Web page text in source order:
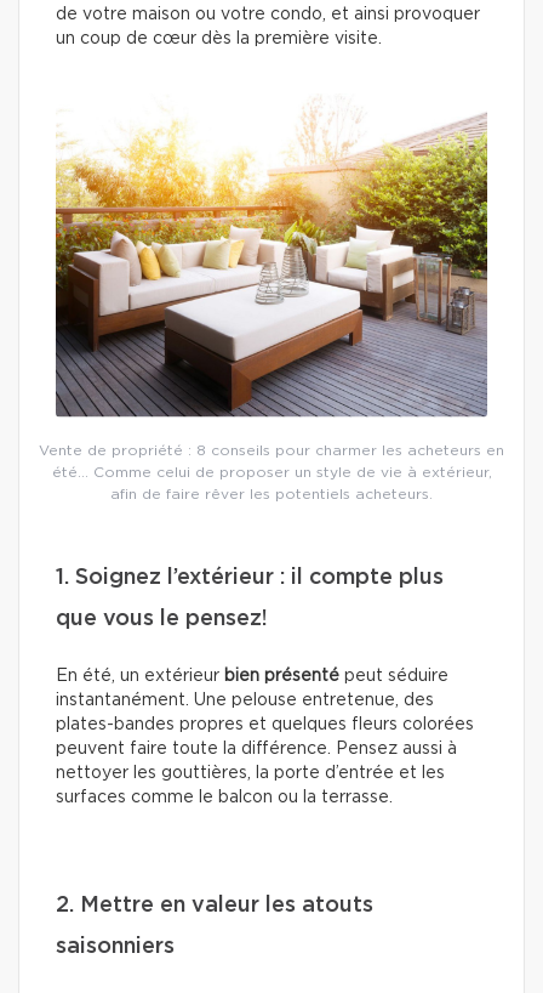
de votre maison ou votre condo, et ainsi provoquer
un coup de cœur dès la première visite.
Vente de propriété : 8 conseils pour charmer les acheteurs en
été… Comme celui de proposer un style de vie à extérieur,
afin de faire rêver les potentiels acheteurs.
1. Soignez l’extérieur : il compte plus
que vous le pensez!
En été, un extérieur bien présenté peut séduire
instantanément. Une pelouse entretenue, des
plates-bandes propres et quelques fleurs colorées
peuvent faire toute la différence. Pensez aussi à
nettoyer les gouttières, la porte d’entrée et les
surfaces comme le balcon ou la terrasse.
2. Mettre en valeur les atouts
saisonniers